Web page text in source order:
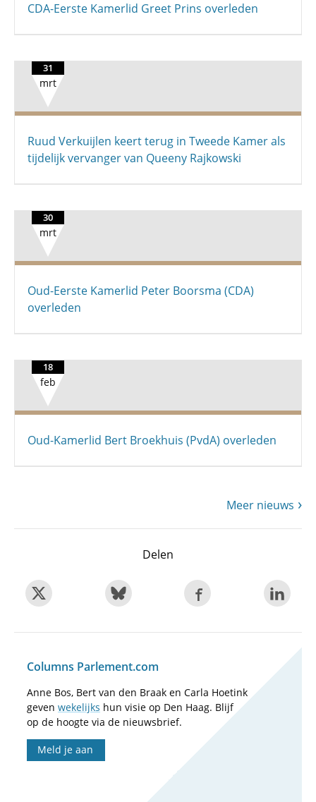
CDA-Eerste Kamerlid Greet Prins overleden
31
mrt
Ruud Verkuijlen keert terug in Tweede Kamer als
tijdelijk vervanger van Queeny Rajkowski
30
mrt
Oud-Eerste Kamerlid Peter Boorsma (CDA)
overleden
18
feb
Oud-Kamerlid Bert Broekhuis (PvdA) overleden
Meer nieuws
Delen
Columns Parlement.com
Anne Bos, Bert van den Braak en Carla Hoetink
geven wekelijks hun visie op Den Haag. Blijf
op de hoogte via de nieuwsbrief.
Meld je aan